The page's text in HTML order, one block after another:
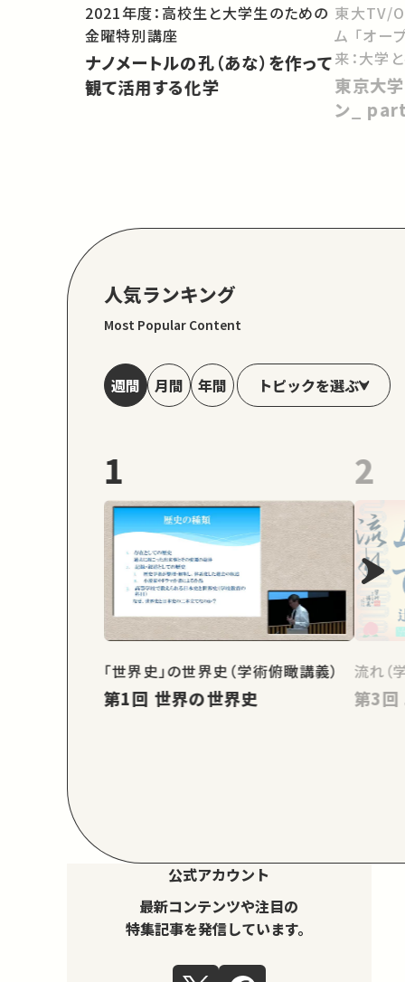
2021年度：高校生と大学生のための
金曜特別講座
ナノメートルの孔（あな）を作って
観て活用する化学
東大TV/
ム 「オー
来：大学
向けて」
東京大
ン_
人気ランキング
Most Popular Content
週間 月間 年間 トピックを選ぶ
1
「世界史」の世界史（学術俯瞰講義）
第1回 世界の世界史
2
流れ（
公式アカウント
最新コンテンツや注目の
特集記事を発信しています。